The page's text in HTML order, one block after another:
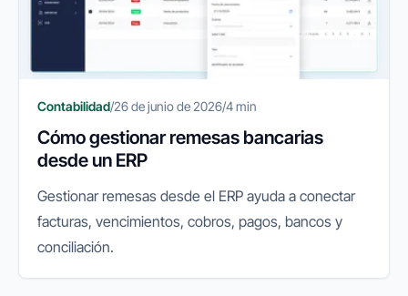
Contabilidad/26 de junio de 2026/4 min
Cómo gestionar remesas bancarias
desde un ERP
Gestionar remesas desde el ERP ayuda a conectar
facturas, vencimientos, cobros, pagos, bancos y
conciliación.